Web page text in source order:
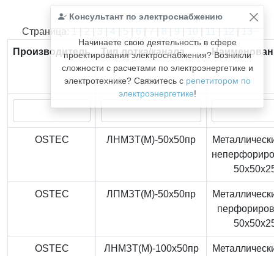
Консультант по электроснабжению
Начинаете свою деятельность в сфере
проектирования электроснабжения? Возникли
сложности с расчетами по электроэнергетике и
электротехнике? Свяжитесь с репетитором по
электроэнергетике!
Найдено366из366записей.
Страница: 1 | 2 | 3 | 4 | 5 | 6 | 7 | 8 | 9 | 10 | 11 | 12 | 13
Производитель
Тип лотка/канала
OSTEC ЛНМЗТ(М)-50x50пр
OSTEC ЛПМЗТ(М)-50x50пр
OSTEC ЛНМЗТ(М)-100x50пр